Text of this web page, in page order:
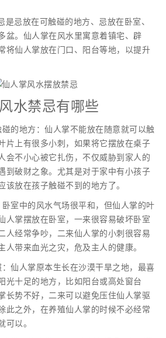
是忌放在可触碰的地方、忌放在卧室、
盆。仙人掌在风水里寓意着镇宅、辟
将仙人掌放在门口、阳台等地，以提升
水禁忌有哪些
的地方：仙人掌不能放在随意就可以触
片上有很多小刺，如果将它摆放在桌子
会不小心被它扎伤，不仅威胁到家人的
到破财之象。尤其是对于家中有小孩子
该放在孩子触碰不到的地方了。
室中的风水气场很平和，但仙人掌的叶
人掌摆放在卧室，一来很容易破坏卧室
人经常争吵，二来仙人掌的小刺很容易
人带来血光之灾，危及主人的健康。
仙人掌原本生长在沙漠干旱之地，最喜
光十足的地方，比如阳台或高处窗台
长势不好，二来可以避免压住仙人掌驱
此之外，在养殖仙人掌的时候不必经常
可以。